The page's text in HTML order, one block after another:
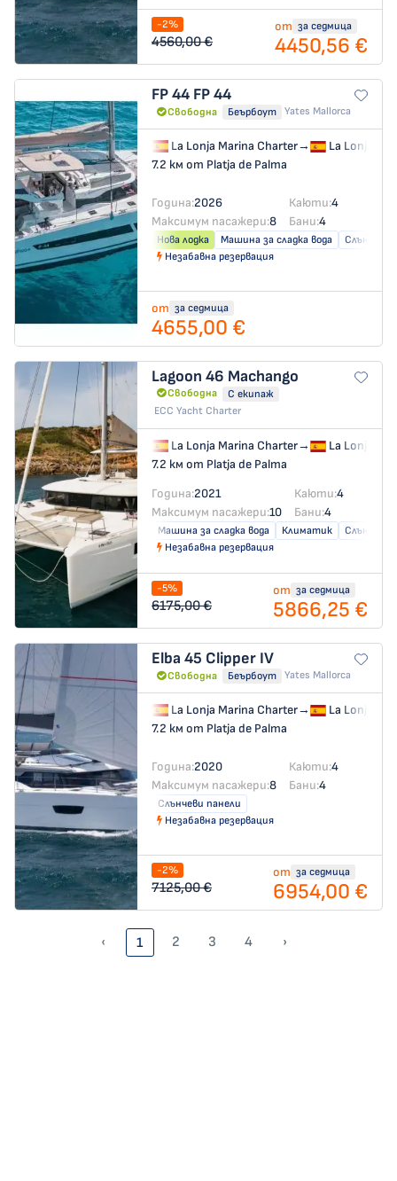
-2%
4560,00 €
от за седмица
4450,56 €
FP 44 FP 44
Свободна Беърбоут Yates Mallorca
La Lonja Marina Charter→
La Lonja
7.2 км от Platja de Palma
Година:2026 Каюти:4
Максимум пасажери:8 Бани:4
Нова лодка Машина за сладка вода
Слънчеви
Незабавна резервация
от за седмица
4655,00 €
Lagoon 46 Machango
Свободна
С екипаж
ECC Yacht Charter
La Lonja Marina Charter→
La Lonja
7.2 км от Platja de Palma
Година:2021 Каюти:4
Максимум пасажери:10 Бани:4
Машина за сладка вода Климатик
Слънчеви
Незабавна резервация
-5%
6175,00 €
от за седмица
5866,25 €
Elba 45 Clipper IV
Свободна Беърбоут Yates Mallorca
La Lonja Marina Charter→
La Lonja
7.2 км от Platja de Palma
Година:2020 Каюти:4
Максимум пасажери:8 Бани:4
Слънчеви панели
Незабавна резервация
-2%
7125,00 €
от за седмица
6954,00 €
‹ 1 2 3 4 ›